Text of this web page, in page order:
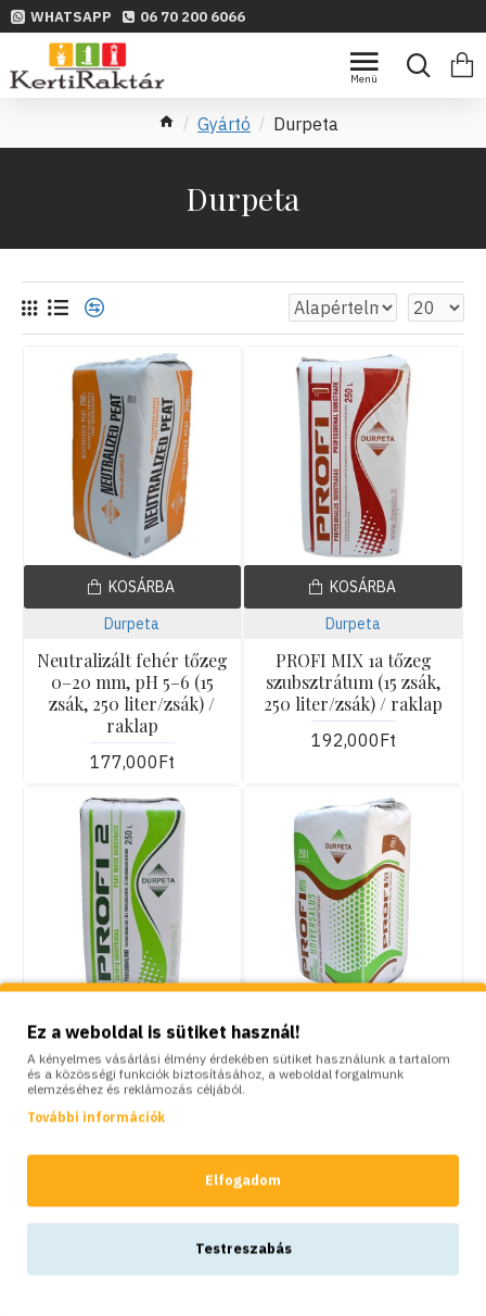
WHATSAPP 06 70 200 6066
Gyártó Durpeta
Durpeta
Durpeta
Neutralizált fehér tőzeg
0–20 mm, pH 5–6 (15
zsák, 250 liter/zsák) /
raklap
177,000Ft
KOSÁRBA
Durpeta
PROFI MIX 1a tőzeg
szubsztrátum (15 zsák,
250 liter/zsák) / raklap
192,000Ft
KOSÁRBA
Durpeta
PROFI MIX 2b tőzeg
szubsztrátum (15 zsák,
KOSÁRBA
Durpeta
192,000Ft
Ez a weboldal is sütiket használ!
A kényelmes vásárlási élmény érdekében sütiket használunk a tartalom
és a közösségi funkciók biztosításához, a weboldal forgalmunk
elemzéséhez és reklámozás céljából.
További információk
Elfogadom
Testreszabás